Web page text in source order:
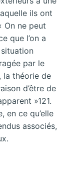
ils ont
On ne peut
que l’on a
par le
la théorie de
d’être de
»121.
en ce qu’elle
associés,